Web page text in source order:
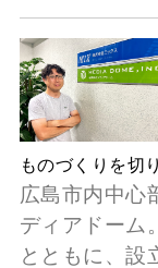
ものづくりを切
広島市内中心
ディアドーム
とともに、設